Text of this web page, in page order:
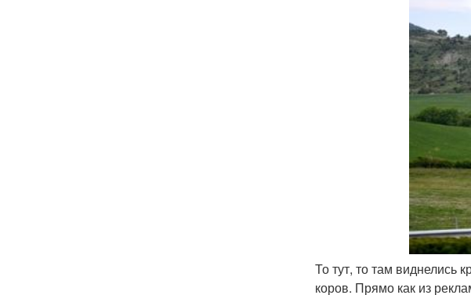
То тут, то там виднелись
коров. Прямо как из